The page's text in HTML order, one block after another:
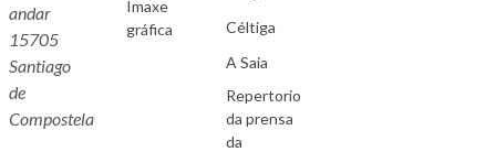
andar
15705
Santiago
de
Compostela
Imaxe
gráfica
Céltiga
A Saia
Repertorio
da prensa
da